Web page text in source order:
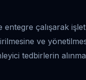
entegre çalışarak
ve
tedbirlerin